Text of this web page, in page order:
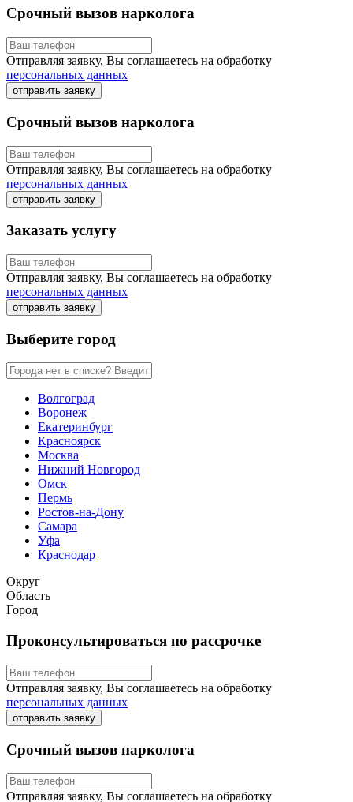
Срочный вызов нарколога
Отправляя заявку, Вы соглашаетесь на обработку
персональных данных
отправить заявку
Срочный вызов нарколога
Отправляя заявку, Вы соглашаетесь на обработку
персональных данных
отправить заявку
Заказать услугу
Отправляя заявку, Вы соглашаетесь на обработку
персональных данных
отправить заявку
Выберите город
Волгоград
Воронеж
Екатеринбург
Красноярск
Москва
Нижний Новгород
Омск
Пермь
Ростов-на-Дону
Самара
Уфа
Краснодар
Округ
Область
Город
Проконсультироваться по рассрочке
Отправляя заявку, Вы соглашаетесь на обработку
персональных данных
отправить заявку
Срочный вызов нарколога
Отправляя заявку, Вы соглашаетесь на обработку